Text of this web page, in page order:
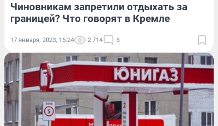
Чиновникам запретили отдыхать за
границей? Что говорят в Кремле
17 января, 2023, 16:24 2 714 8